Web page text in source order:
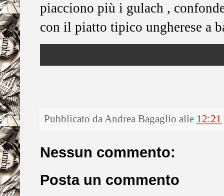
piacciono più i gulach ,
con il piatto tipico ungherese a
Pubblicato daAndrea Bagaglio alle 12:21
Nessun commento:
Posta un commento